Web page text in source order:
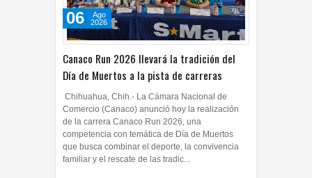
Canaco Run 2026 llevará la tradición del
Día de Muertos a la pista de carreras
06
Ago
2026
Chihuahua, Chih.- La Cámara Nacional de
Comercio (Canaco) anunció hoy la realización
de la carrera Canaco Run 2026, una
competencia con temática de Día de Muertos
que busca combinar el deporte, la convivencia
familiar y el rescate de las tradic...